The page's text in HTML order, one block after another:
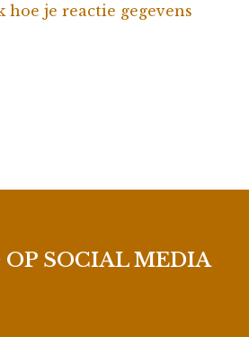
hoe je reactie gegevens
SOCIAL MEDIA